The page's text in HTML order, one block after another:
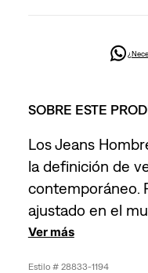
SOBRE ESTE
Los Jeans
la definición de
contemporáneo.
ajustado en el
Ver más
28833-1194